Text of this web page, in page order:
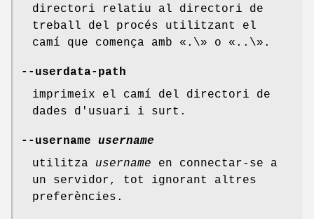
directori relatiu al directori de
treball del procés utilitzant el
camí que comença amb «.\» o «..\».
--userdata-path
imprimeix el camí del directori de
dades d'usuari i surt.
--username username
utilitza username en connectar-se a
un servidor, tot ignorant altres
preferències.